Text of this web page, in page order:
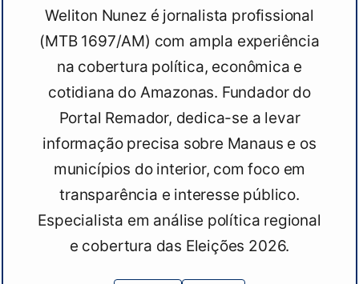
Weliton Nunez é jornalista profissional
(MTB 1697/AM) com ampla experiência
na cobertura política, econômica e
cotidiana do Amazonas. Fundador do
Portal Remador, dedica-se a levar
informação precisa sobre Manaus e os
municípios do interior, com foco em
transparência e interesse público.
Especialista em análise política regional
e cobertura das Eleições 2026.